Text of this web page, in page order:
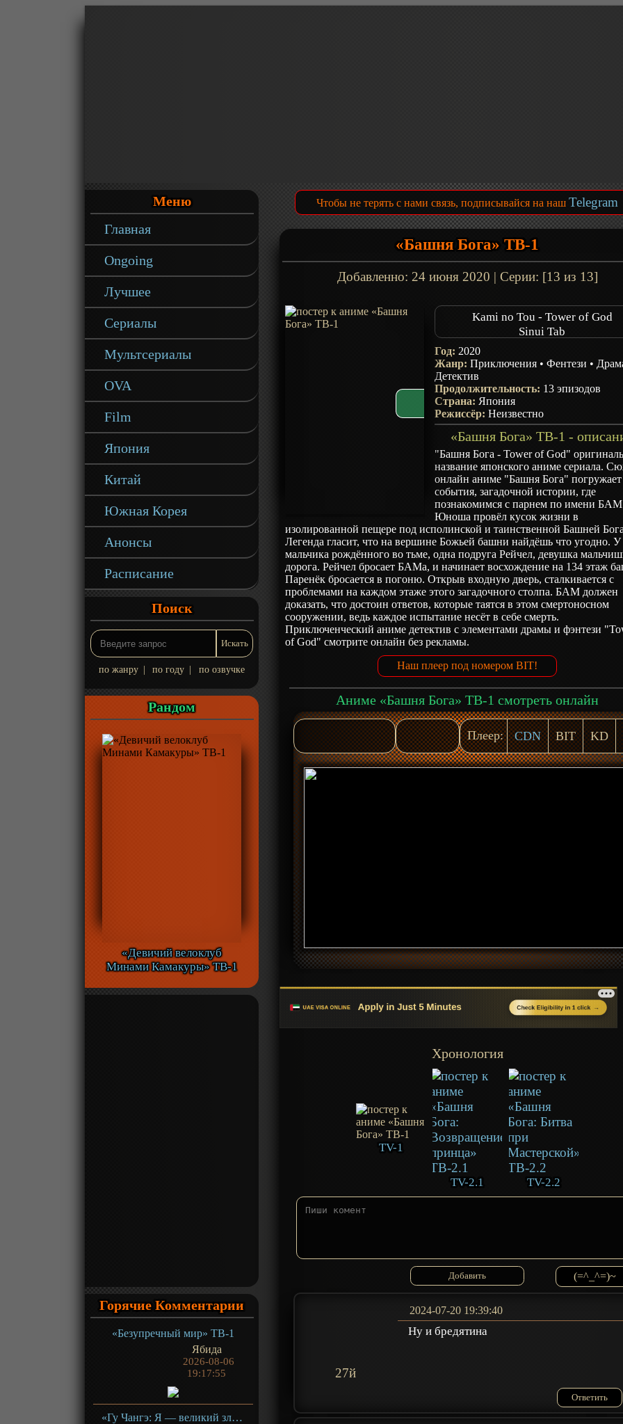
Меню
Главная
Ongoing
Лучшее
Сериалы
Мультсериалы
OVA
Film
Япония
Китай
Южная Корея
Анонсы
Расписание
Поиск
по жанру по году по озвучке
Рандом
«Девичий велоклуб
Минами Камакуры» ТВ-1
Горячие Комментарии
«Безупречный мир» ТВ-1
Ябида
2026-08-06
19:17:55
«Гу Чангэ: Я — великий злодей Небесной Судьбы» ТВ-1
Чтобы не терять с нами связь, подписывайся на наш Telegram
«Башня Бога» ТВ-1
Добавленно: 24 июня 2020 | Серии: [13 из 13]
Kami no Tou - Tower of God
Sinui Tab
Год: 2020
Жанр:Приключения •Фентези •
Детектив
Продолжительность: 13 эпизодов
Страна: Япония
Режиссёр:Неизвестно
«Башня Бога» ТВ-1 -
"Башня Бога - Tower of God"
название японского аниме сериала.
онлайн аниме "Башня Бога"
события, загадочной истории, где
познакомимся с парнем по имени
Юноша провёл кусок жизни в
изолированной пещере под исполинской и таинственной Башней
Легенда гласит, что на вершине Божьей башни найдёшь что угодно. У
мальчика рождённого во тьме, одна подруга Рейчел, девушка
дорога. Рейчел бросает БАМа, и начинает восхождение на 134 этаж
Паренёк бросается в погоню. Открыв входную дверь, сталкивается с
проблемами на каждом этаже этого загадочного столпа. БАМ должен
доказать, что достоин ответов, которые таятся в этом смертоносном
сооружении, ведь каждое испытание несёт в себе смерть.
Приключенческий аниме детектив с элементами драмы и фэнтези
of God" смотрите онлайн без рекламы.
Наш плеер под номером BIT!
Аниме «Башня Бога» ТВ-1 смотреть онлайн
Плеер: CDN BIT KD
Хронология
TV-1
TV-2.1 TV-2.2
(=^_^=)~
27й
2024-07-20 19:39:40
Ну и бредятина
Ответить